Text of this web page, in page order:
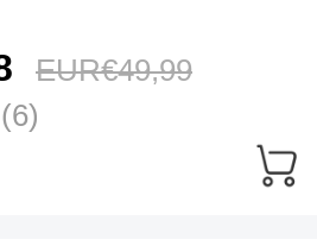
EUR€49,99
(6)